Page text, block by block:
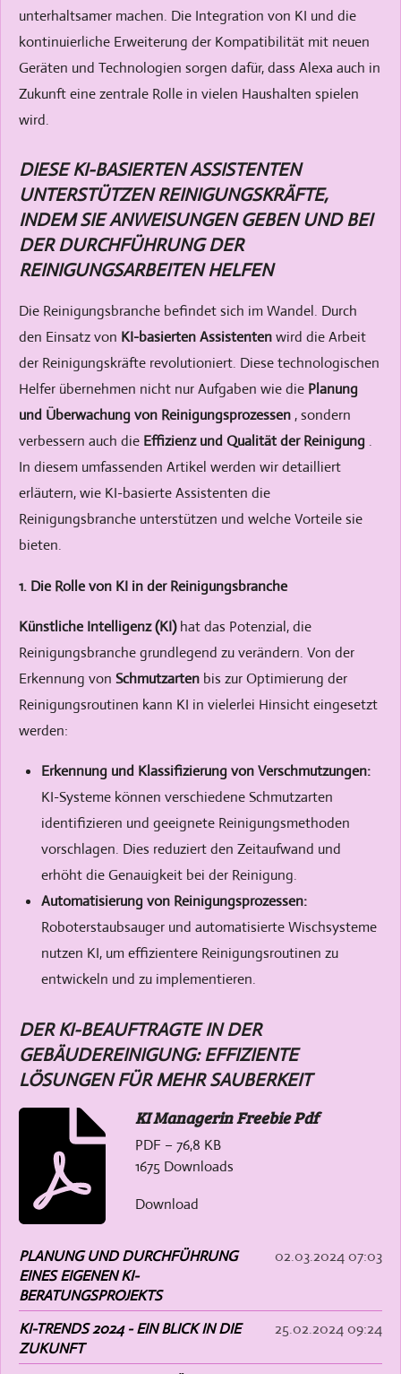
unterhaltsamer machen. Die Integration von KI und die
kontinuierliche Erweiterung der Kompatibilität mit neuen
Geräten und Technologien sorgen dafür, dass Alexa auch in
Zukunft eine zentrale Rolle in vielen Haushalten spielen
wird.
DIESE KI-BASIERTEN ASSISTENTEN
UNTERSTÜTZEN REINIGUNGSKRÄFTE,
INDEM SIE ANWEISUNGEN GEBEN UND BEI
DER DURCHFÜHRUNG DER
REINIGUNGSARBEITEN HELFEN
Die Reinigungsbranche befindet sich im Wandel. Durch
den Einsatz von KI-basierten Assistentenwird die Arbeit
der Reinigungskräfte revolutioniert. Diese technologischen
Helfer übernehmen nicht nur Aufgaben wie die Planung
und Überwachung von Reinigungsprozessen, sondern
verbessern auch die Effizienz und Qualität der Reinigung .
In diesem umfassenden Artikel werden wir detailliert
erläutern, wie KI-basierte Assistenten die
Reinigungsbranche unterstützen und welche Vorteile sie
bieten.
1. Die Rolle von KI in der Reinigungsbranche
Künstliche Intelligenz (KI)hat das Potenzial, die
Reinigungsbranche grundlegend zu verändern. Von der
Erkennung von Schmutzarten bis zur Optimierung der
Reinigungsroutinen kann KI in vielerlei Hinsicht eingesetzt
werden:
Erkennung und Klassifizierung von Verschmutzungen:
KI-Systeme können verschiedene Schmutzarten
identifizieren und geeignete Reinigungsmethoden
vorschlagen. Dies reduziert den Zeitaufwand und
erhöht die Genauigkeit bei der Reinigung.
Automatisierung von Reinigungsprozessen:
Roboterstaubsauger und automatisierte Wischsysteme
nutzen KI, um effizientere Reinigungsroutinen zu
entwickeln und zu implementieren.
DER KI-BEAUFTRAGTE IN DER
GEBÄUDEREINIGUNG: EFFIZIENTE
LÖSUNGEN FÜR MEHR SAUBERKEIT
KI Managerin Freebie Pdf
PDF – 76,8 KB
1675 Downloads
Download
PLANUNG UND DURCHFÜHRUNG
EINES EIGENEN KI-
BERATUNGSPROJEKTS
02.03.202407:03
KI-TRENDS 2024 - EIN BLICK IN DIE
ZUKUNFT
25.02.202409:24